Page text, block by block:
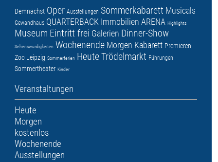
Demnächst Oper Ausstellungen Sommerkabarett Musicals
Gewandhaus QUARTERBACK Immobilien ARENA Highlights
Museum Eintritt frei Galerien Dinner-Show
Sehenswürdigkeiten Wochenende Morgen Kabarett Premieren
Zoo Leipzig Sommerferien HeuteTrödelmarkt Führungen
Sommertheater Kinder
Veranstaltungen
Heute
Morgen
kostenlos
Wochenende
Ausstellungen